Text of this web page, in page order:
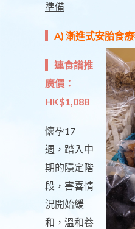
準備
A) 漸進式安胎食
連食譜推
廣價：
HK$1,088
懷孕17
週，踏入中
期的隱定階
段，害喜情
況開始緩
和，溫和養